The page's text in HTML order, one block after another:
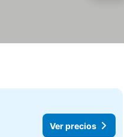
Ver precios